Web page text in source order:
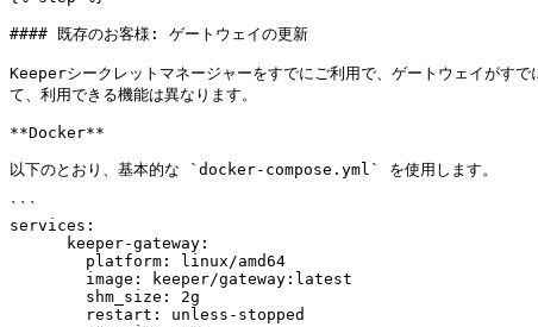
#### 既存のお客様: ゲートウェイの更新
Keeperシークレットマネージャーをすでにご利用で、ゲートウェイがす
て、利用できる機能は異なります。
**Docker**
以下のとおり、基本的な `docker-compose.yml` を使用します。
```
services: